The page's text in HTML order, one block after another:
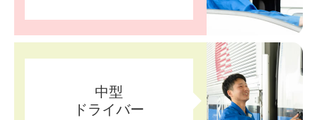
中型
ドライバー